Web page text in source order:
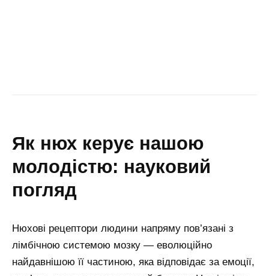
як нюх керує нашою
молодістю: науковий
погляд
Нюхові рецептори людини напряму пов’язані з
лімбічною системою мозку — еволюційно
найдавнішою її частиною, яка відповідає за емоції,